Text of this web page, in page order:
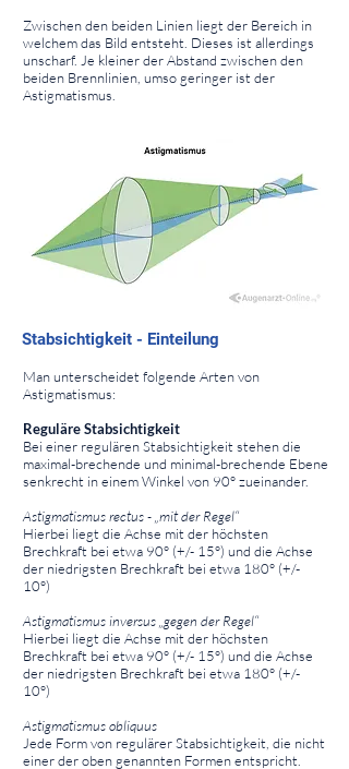
Zwischen den beiden Linien liegt der Bereich in
welchem das Bild entsteht. Dieses ist allerdings
unscharf. Je kleiner der Abstand zwischen den
beiden Brennlinien, umso geringer ist der
Astigmatismus.
Stabsichtigkeit - Einteilung
Man unterscheidet folgende Arten von
Astigmatismus:
Reguläre Stabsichtigkeit
Bei einer regulären Stabsichtigkeit stehen die
maximal-brechende und minimal-brechende Ebene
senkrecht in einem Winkel von 90° zueinander.
Astigmatismus rectus - „mit der Regel“
Hierbei liegt die Achse mit der höchsten
Brechkraft bei etwa 90° (+/- 15°) und die Achse
der niedrigsten Brechkraft bei etwa 180° (+/-
10°)
Astigmatismus inversus „gegen der Regel“
Hierbei liegt die Achse mit der höchsten
Brechkraft bei etwa 90° (+/- 15°) und die Achse
der niedrigsten Brechkraft bei etwa 180° (+/-
10°)
Astigmatismus obliquus
Jede Form von regulärer Stabsichtigkeit, die nicht
einer der oben genannten Formen entspricht.